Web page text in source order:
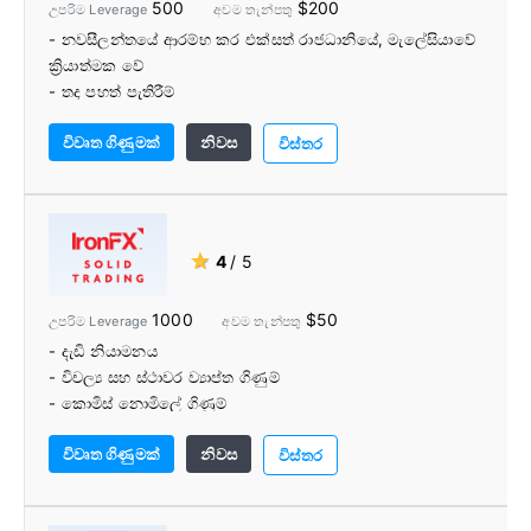
උපරිම Leverage 500 අවම තැන්පතු $200
- නවසීලන්තයේ ආරම්භ කර එක්සත් රාජධානියේ, මැලේසියාවේ
ක්‍රියාත්මක වේ
- තද පහත් පැතිරීම්
- අරමුදල් නැවත පිරවීම සහ ආපසු ගැනීම සඳහා විශාල මාර්ග
- BlackBull Markets අරමුදල් තැන්පත් කිරීම සඳහා ගාස්තුවක්
- සමාජ වෙළඳාමට සහාය වීම
- අධ්යාපනික සම්පත් සහ මෙවලම් මාලාවක්
විවෘත ගිණුමක් නිවස විස්තර
★ 4 / 5
උපරිම Leverage 1000 අවම තැන්පතු $50
- දැඩි නියාමනය
- විචල්‍ය සහ ස්ථාවර ව්‍යාප්ත ගිණුම්
- කොමිස් නොමිලේ ගිණුම්
- IronFX පර්යේෂණ යෙදුම
- විදේශ විනිමය මුදල් යුගල හොඳ පරාසයක්
- බහු තැන්පතු / ආපසු ගැනීමේ ක්රම
විවෘත ගිණුමක් නිවස විස්තර